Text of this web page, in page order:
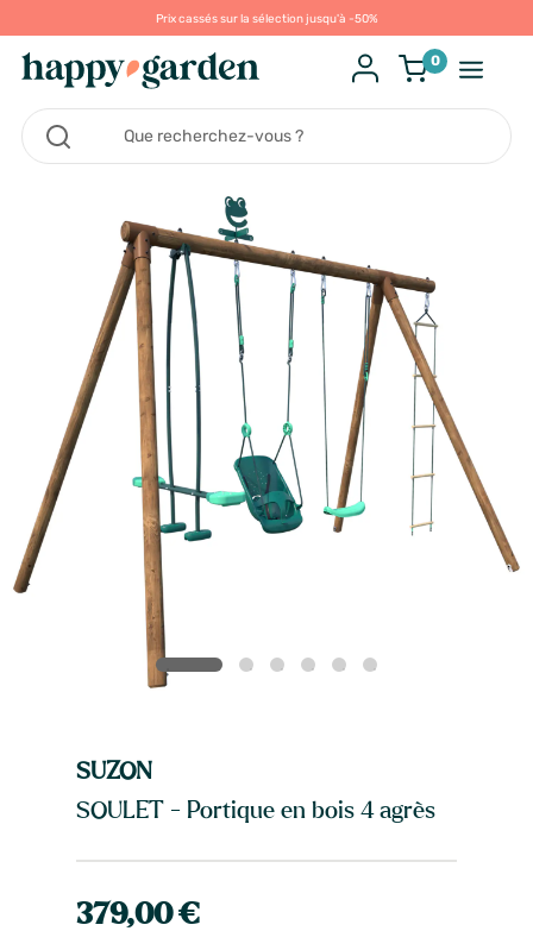
Prix cassés sur la sélection jusqu'à -50%
0
SUZON
SOULET - Portique en bois 4 agrès
379,00 €